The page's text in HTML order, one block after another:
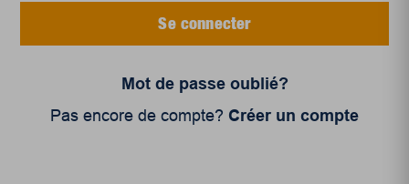
Se connecter
Mot de passe oublié?
Pas encore de compte? Créer un compte